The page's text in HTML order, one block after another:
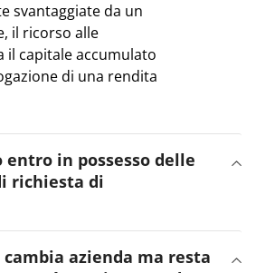
svantaggiate da un
il ricorso alle
il capitale accumulato
di una rendita
in possesso delle
richiesta di
azienda ma resta